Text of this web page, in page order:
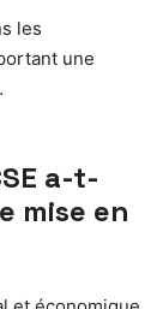
les
une
a-t-
mise en